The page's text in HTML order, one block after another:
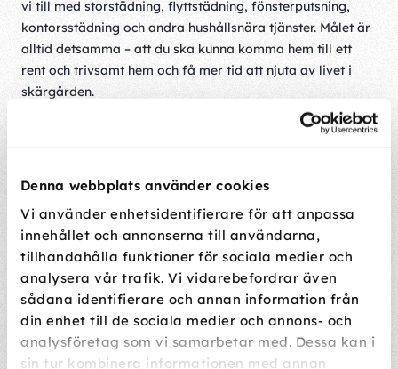
Denna webbplats använder cookies
Vi använder enhetsidentifierare för att anpassa
innehållet och annonserna till användarna,
tillhandahålla funktioner för sociala medier och
analysera vår trafik. Vi vidarebefordrar även
sådana identifierare och annan information från
din enhet till de sociala medier och annons- och
analysföretag som vi samarbetar med. Dessa kan i
sin tur kombinera informationen med annan
vi till med storstädning, flyttstädning, fönsterputsning,
kontorsstädning och andra hushållsnära tjänster. Målet är
alltid detsamma – att du ska kunna komma hem till ett
rent och trivsamt hem och få mer tid att njuta av livet i
skärgården.
Städhjälp anpassad för livet i
Göteborgs skärgård
Som städfirma i Öckerö möter vi hem med olika behov –
från mindre bostäder till större villor och fritidshus.
Därför anpassar vi varje uppdrag efter bostadstyp,
livssituation och önskemål, med fokus på kvalitet,
kontinuitet och långsiktiga relationer.
När flera hushållsnära tjänster finns samlade hos samma